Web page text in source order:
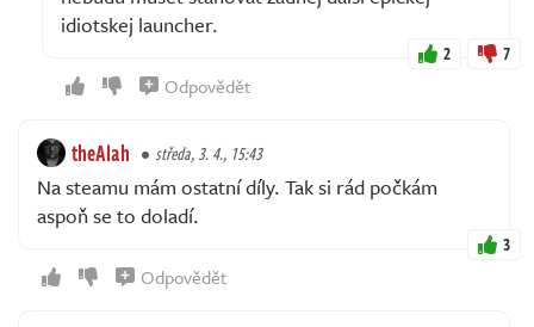
idiotskej launcher.
2 7
Odpovědět
theAlah středa, 3. 4., 15:43
Na steamu mám ostatní díly. Tak si rád počkám
aspoň se to doladí.
3
Odpovědět